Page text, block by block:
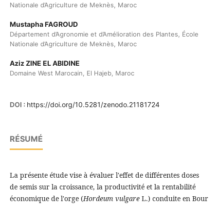
Nationale d’Agriculture de Meknès, Maroc
Mustapha FAGROUD
Département d’Agronomie et d’Amélioration des Plantes, École
Nationale d’Agriculture de Meknès, Maroc
Aziz ZINE EL ABIDINE
Domaine West Marocain, El Hajeb, Maroc
DOI : https://doi.org/10.5281/zenodo.21181724
RÉSUMÉ
La présente étude vise à évaluer l'effet de différentes doses
de semis sur la croissance, la productivité et la rentabilité
économique de l'orge (Hordeum vulgareL.) conduite en Bour